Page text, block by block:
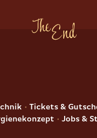
Tickets &
Jobs &